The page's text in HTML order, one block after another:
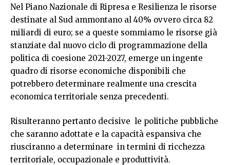
Nel Piano Nazionale di Ripresa e Resilienza le risorse
destinate al Sud ammontano al 40% ovvero circa 82
miliardi di euro; se a queste sommiamo le risorse già
stanziate dal nuovo ciclo di programmazione della
politica di coesione 2021-2027, emerge un ingente
quadro di risorse economiche disponibili che
potrebbero determinare realmente una crescita
economica territoriale senza precedenti.
Risulteranno pertanto decisive le politiche pubbliche
che saranno adottate e la capacità espansiva che
riusciranno a determinare in termini di ricchezza
territoriale, occupazionale e produttività.